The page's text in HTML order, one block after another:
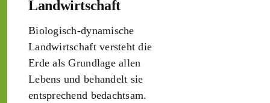
Landwirtschaft
Biologisch-dynamische
Landwirtschaft versteht die
Erde als Grundlage allen
Lebens und behandelt sie
entsprechend bedachtsam.